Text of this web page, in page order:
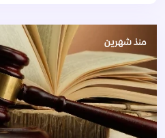
منذ شهرين